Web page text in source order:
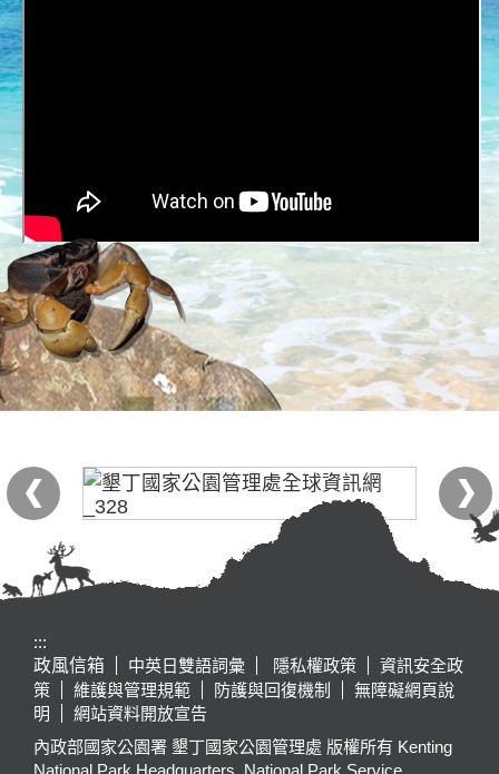
:::
政風信箱
中英日雙語詞彙 隱私權政策
資訊安全政
策
維護與管理規範 防護與回復機制
無障礙網頁說
明
網站資料開放宣告
內政部國家公園署 墾丁國家公園管理處 版權所有 Kenting
National Park Headquarters, National Park Service,